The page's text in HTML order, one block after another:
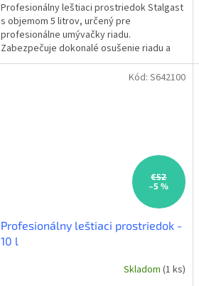
Profesionálny leštiaci prostriedok Stalgast
s objemom 5 litrov, určený pre
profesionálne umývačky riadu.
Zabezpečuje dokonalé osušenie riadu a
pohárov bez šmúh a zaschnutých...
€52
–5 %
Profesionálny leštiaci prostriedok -
10 l
Skladom (1 ks)
Kód: S642100